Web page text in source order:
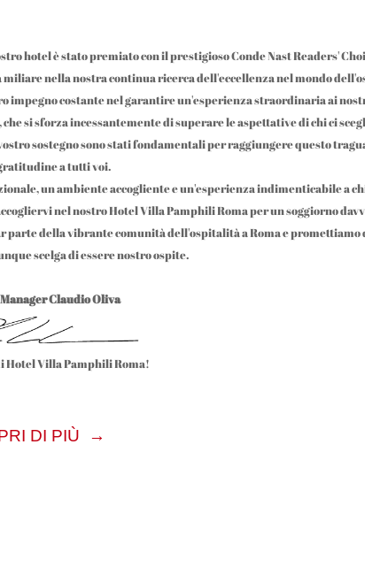
hotel è stato premiato con il prestigioso Conde Nast Readers'
nella nostra continua ricerca dell'eccellenza nel mondo
impegno costante nel garantire un'esperienza straordinaria ai
si sforza incessantemente di superare le aspettative di chi ci
sostegno sono stati fondamentali per raggiungere questo
a tutti voi.
un ambiente accogliente e un'esperienza indimenticabile a
nel nostro Hotel Villa Pamphili Roma per un soggiorno
della vibrante comunità dell'ospitalità a Roma e promettiamo
scelga di essere nostro ospite.
Claudio Oliva
Hotel Villa Pamphili Roma!
DI PIÙ →